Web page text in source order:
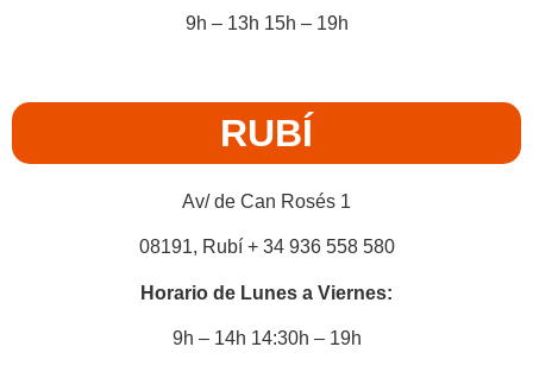
9h – 13h 15h – 19h
RUBÍ
Av/ de Can Rosés 1
08191, Rubí + 34 936 558 580
Horario de Lunes a Viernes:
9h – 14h 14:30h – 19h